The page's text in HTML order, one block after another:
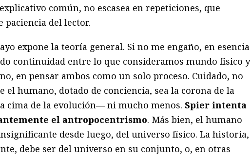
común, no escasea en repeticiones, que
paciencia del lector.
expone la teoría general. Si no me engaño, en esencia
continuidad entre lo que consideramos mundo físico y
en pensar ambos como un solo proceso. Cuidado, no
el humano, dotado de conciencia, sea la corona de la
cima de la evolución— ni mucho menos. Spier intenta
el antropocentrismo. Más bien, el humano
desde luego, del universo físico. La historia,
debe ser del universo en su conjunto, o, en otras